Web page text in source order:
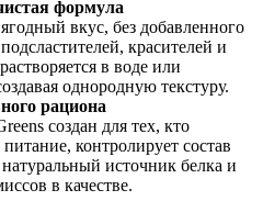
формула
вкус, без добавленного
красителей и
в воде или
однородную текстуру.
рациона
создан для тех, кто
контролирует состав
источник белка и
в качестве.